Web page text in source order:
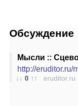
Обсуждение
Мысли ::
http://eruditor.ru/
↓↓ 0 ↑↑ eruditor.ru